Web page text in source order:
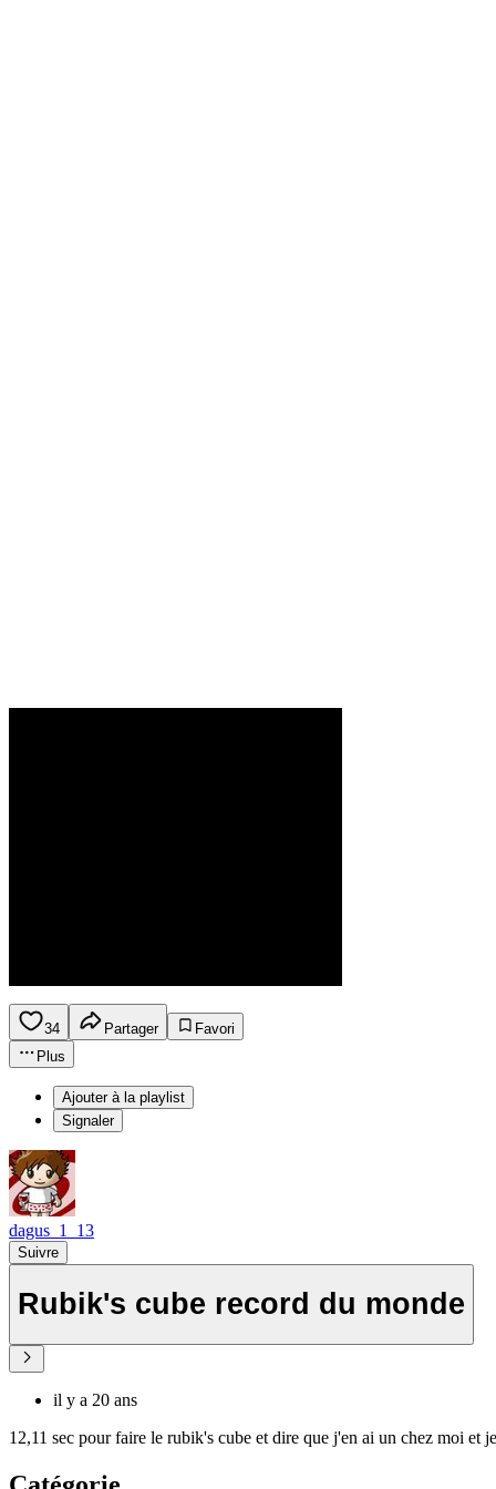
34 Partager
Favori
Plus
Ajouter à la playlist
Signaler
dagus_1_13
Suivre
Rubik's cube record du monde
il y a 20 ans
12,11 sec pour faire le rubik's cube et dire que j'en ai un chez moi et